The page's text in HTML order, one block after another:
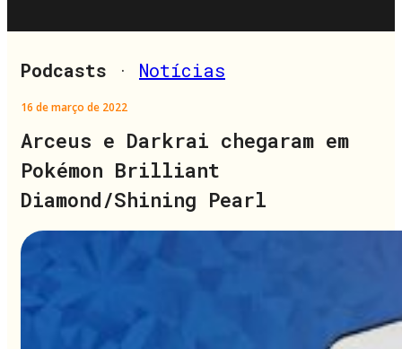
Podcasts · Notícias
16 de março de 2022
Arceus e Darkrai chegaram em
Pokémon Brilliant
Diamond/Shining Pearl